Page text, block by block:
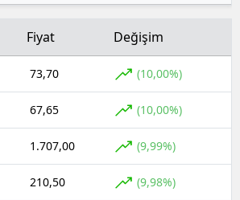
Zonguldak
Aksaray
Bayburt
Karaman
Kırıkkale
Fiyat Değişim
73,70 (10,00%)
67,65 (10,00%)
1.707,00 (9,99%)
210,50 (9,98%)